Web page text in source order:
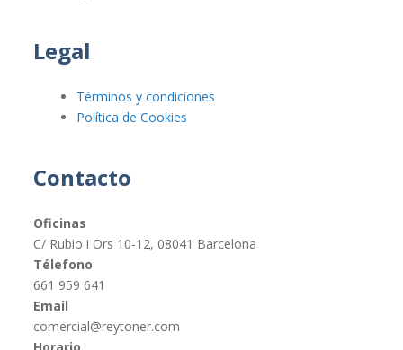
Legal
Términos y condiciones
Política de Cookies
Contacto
Oficinas
C/ Rubio i Ors 10-12, 08041 Barcelona
Télefono
661 959 641
Email
comercial@reytoner.com